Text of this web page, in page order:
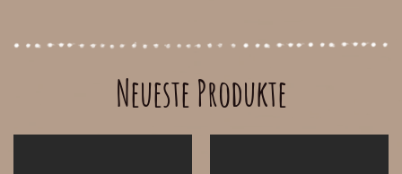
Neueste Produkte